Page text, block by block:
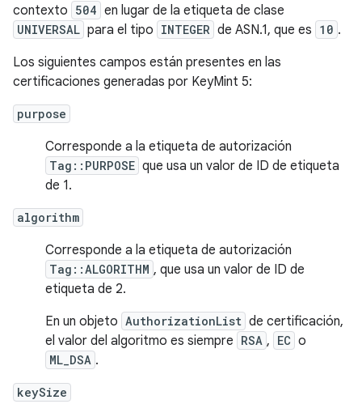
contexto 504 en lugar de la etiqueta de clase
UNIVERSAL para el tipo INTEGER de ASN.1, que es 10 .
Los siguientes campos están presentes en las
certificaciones generadas por KeyMint 5:
purpose
Corresponde a la etiqueta de autorización
Tag::PURPOSE que usa un valor de ID de etiqueta
de 1.
algorithm
Corresponde a la etiqueta de autorización
Tag::ALGORITHM , que usa un valor de ID de
etiqueta de 2.
En un objeto AuthorizationList de certificación,
el valor del algoritmo es siempre RSA , EC o
ML_DSA .
keySize